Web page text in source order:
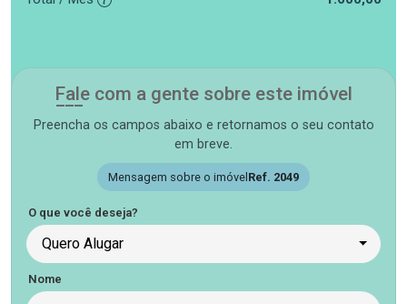
Fale com a gente sobre este imóvel
Preencha os campos abaixo e retornamos o seu contato
em breve.
Mensagem sobre o imóvelRef. 2049
O que você deseja?
Quero Alugar
Nome